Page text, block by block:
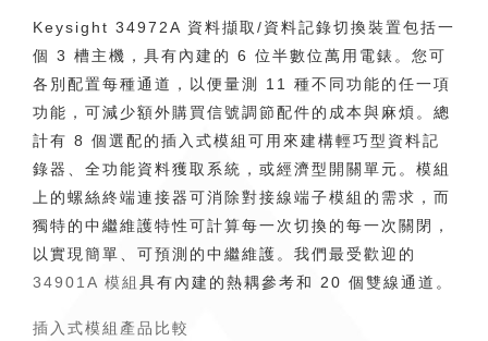
Keysight 34972A 資料擷取/資料記錄切換裝置包括一
個 3 槽主機，具有內建的 6 位半數位萬用電錶。您可
各別配置每種通道，以便量測 11 種不同功能的任一項
功能，可減少額外購買信號調節配件的成本與麻煩。總
計有 8 個選配的插入式模組可用來建構輕巧型資料記
錄器、全功能資料獲取系統，或經濟型開關單元。模組
上的螺絲終端連接器可消除對接線端子模組的需求，而
獨特的中繼維護特性可計算每一次切換的每一次關閉，
以實現簡單、可預測的中繼維護。我們最受歡迎的
34901A 模組 具有內建的熱耦參考和 20 個雙線通道。
插入式模組產品比較